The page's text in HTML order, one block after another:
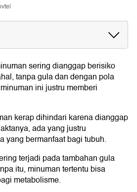
sering dicap buruk tapi
untuk kesehatan
sering dianggap berisiko
tanpa gula dan dengan pola
ini justru memberi
kerap dihindari karena dianggap
ada yang justru
yang bermanfaat bagi tubuh.
terjadi pada tambahan gula
itu, minuman tertentu bisa
metabolisme.